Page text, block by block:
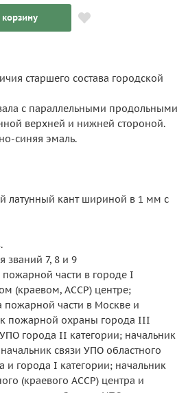
старшего состава городской
с параллельными продольными
верхней и нижней стороной.
синяя эмаль.
латунный кант шириной в 1 мм с
званий 7, 8 и 9
части в городе I
(краевом, АССР) центре;
части в Москве и
пожарной охраны города III
города II категории; начальник
связи УПО областного
и города I категории; начальник
(краевого АССР) центра и